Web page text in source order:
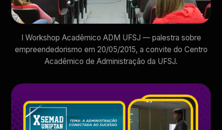
I Workshop Acadêmico ADM UFSJ — palestra sobre
empreendedorismo em 20/05/2015, a convite do Centro
Acadêmico de Administração da UFSJ.